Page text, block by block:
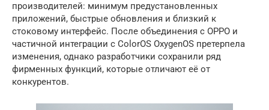
производителей: минимум предустановленных
приложений, быстрые обновления и близкий к
стоковому интерфейс. После объединения с OPPO и
частичной интеграции с ColorOS OxygenOS претерпела
изменения, однако разработчики сохранили ряд
фирменных функций, которые отличают её от
конкурентов.